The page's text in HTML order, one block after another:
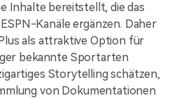
Inhalte bereitstellt, die das
Kanäle ergänzen. Daher
als attraktive Option für
bekannte Sportarten
Storytelling schätzen,
von Dokumentationen